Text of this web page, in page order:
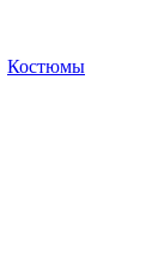
Костюмы